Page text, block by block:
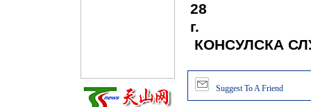
28
г.
КОНСУЛСКА
Suggest To A Friend